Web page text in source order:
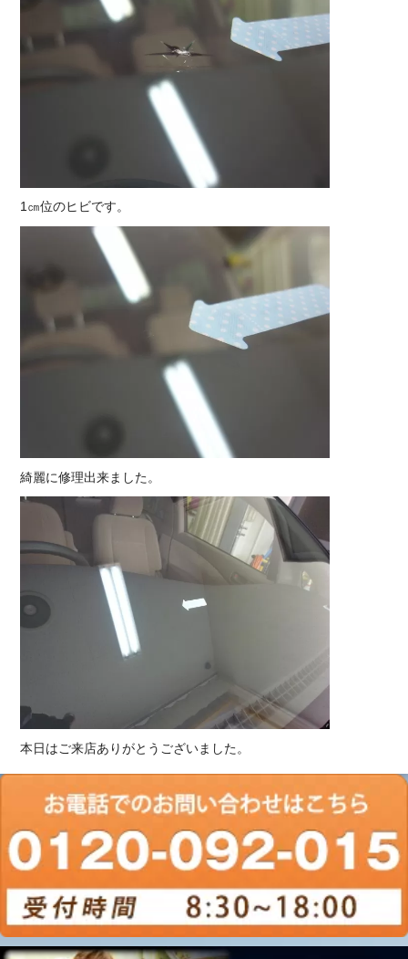
1㎝位のヒビです。
綺麗に修理出来ました。
本日はご来店ありがとうございました。